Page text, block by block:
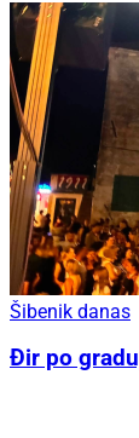
Šibenik danas
Đir po